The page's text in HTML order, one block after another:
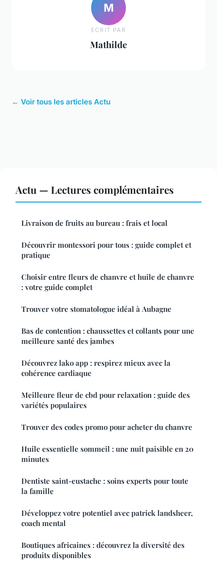
M
ECRIT PAR
Mathilde
← Voir tous les articles Actu
Actu — Lectures complémentaires
Livraison de fruits au bureau : frais et local
Découvrir montessori pour tous : guide complet et
pratique
Choisir entre fleurs de chanvre et huile de chanvre
: votre guide complet
Trouver votre stomatologue idéal à Aubagne
Bas de contention : chaussettes et collants pour une
meilleure santé des jambes
Découvrez lako app : respirez mieux avec la
cohérence cardiaque
Meilleure fleur de cbd pour relaxation : guide des
variétés populaires
Trouver des codes promo pour acheter du chanvre
Huile essentielle sommeil : une nuit paisible en 20
minutes
Dentiste saint-eustache : soins experts pour toute
la famille
Développez votre potentiel avec patrick landsheer,
coach mental
Boutiques africaines : découvrez la diversité des
produits disponibles